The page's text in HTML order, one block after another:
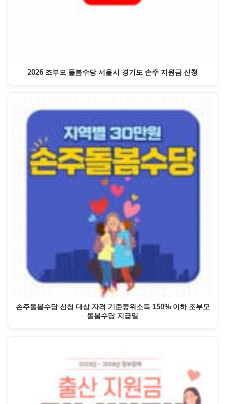
2026 조부모 돌봄수당 서울시 경기도 손주 지원금 신청
손주돌봄수당 신청 대상 자격 기준중위소득 150% 이하 조부모
돌봄수당 지급일